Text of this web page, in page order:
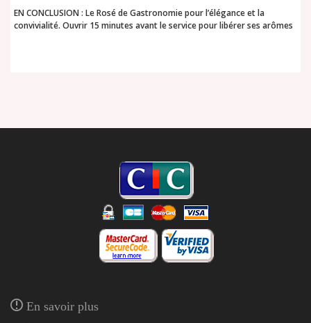
EN CONCLUSION : Le Rosé de Gastronomie pour l’élégance et la
convivialité. Ouvrir 15 minutes avant le service pour libérer ses arômes
En savoir plus